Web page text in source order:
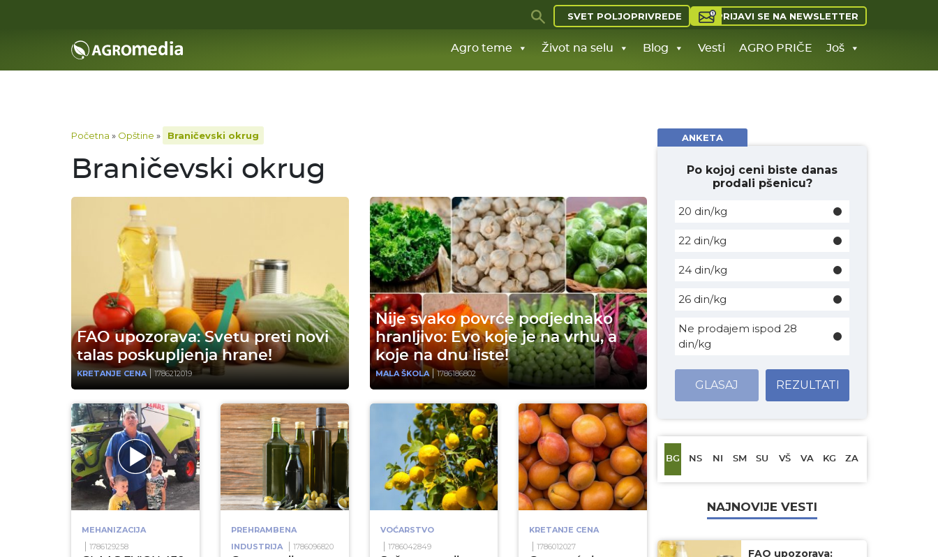
SVET POLJOPRIVREDE PRIJAVI SE NA NEWSLETTER
Agro teme Život na selu Blog Vesti AGRO PRIČE Još
Početna » Opštine » Braničevski okrug
Braničevski okrug
FAO upozorava: Svetu preti novi
talas poskupljenja hrane!
KRETANJE CENA 1786212019
Nije svako povrće podjednako
hranljivo: Evo koje je na vrhu, a
koje na dnu liste!
MALA ŠKOLA 1786186802
MEHANIZACIJA
1786129258
PREHRAMBENA
INDUSTRIJA
1786096820
VOĆARSTVO
1786042849
KRETANJE CENA
1786012027
ANKETA
Po kojoj ceni biste danas
prodali pšenicu?
20 din/kg
22 din/kg
24 din/kg
26 din/kg
Ne prodajem ispod 28
din/kg
GLASAJ REZULTATI
BG NS NI SM SU VŠ VA KG ZA
NAJNOVIJE VESTI
FAO upozorava: